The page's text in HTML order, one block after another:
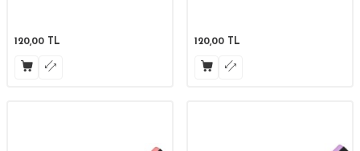
120,00 TL 120,00 TL